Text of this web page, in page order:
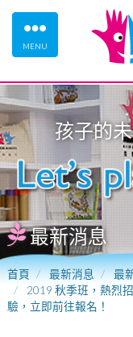
MENU
孩子的
首頁 最新消息
最
2019 秋季班，熱烈
驗，立即前往報名！
最新消息